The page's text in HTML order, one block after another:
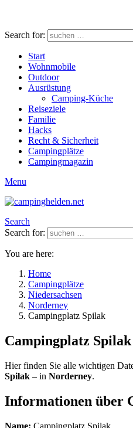
Search for:
Start
Wohnmobile
Outdoor
Ausrüstung
Camping-Küche
Reiseziele
Familie
Hacks
Recht & Sicherheit
Campingplätze
Campingmagazin
Menu
Search
Search for:
You are here:
Home
Campingplätze
Niedersachsen
Norderney
Campingplatz Spilak
Campingplatz Spilak
Hier finden Sie alle wichtigen
Spilak – in Norderney.
Informationen über
Name: Campingplatz Spilak